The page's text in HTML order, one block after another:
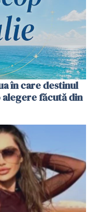
în care destinul
făcută din